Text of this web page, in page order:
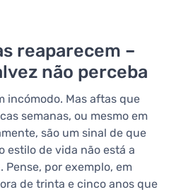
reaparecem –
não perceba
incómodo. Mas aftas que
semanas, ou mesmo em
são um sinal de que
estilo de vida não está a
por exemplo, em
de trinta e cinco anos que